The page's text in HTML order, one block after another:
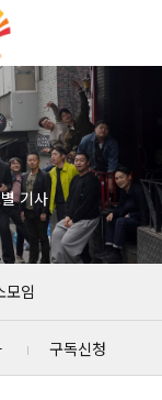
기사
모임
구독신청